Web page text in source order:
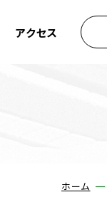
アクセス
ホーム